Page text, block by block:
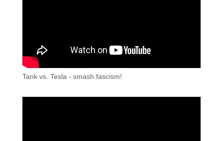
Tank vs. Tesla - smash fascism!